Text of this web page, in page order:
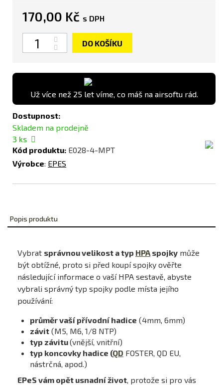
170,00 Kč s DPH
Počet
DO KOŠÍKU
Už více než 25 let víme, co máš na airsoftu rád.
Dostupnost:
Skladem na prodejně
3 ks
Kód produktu: E028-4-MPT
Výrobce: EPES
Popis produktu
Vybrat správnou velikost a typ HPA spojky může
být obtížné, proto si před koupí spojky ověřte
následující informace o vaší HPA sestavě, abyste
vybrali správný typ spojky podle místa jejího
používání:
průměr vaší přívodní hadice (4mm, 6mm)
závit (M5, M6, 1/8 NTP)
typ závitu(vnější, vnitřní)
typ koncovky hadice (QD FOSTER, QD EU,
nástrčná, apod.)
EPeS vám opět usnadní život, protože si pro vás